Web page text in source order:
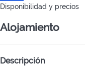
Disponibilidad y precios
Alojamiento
Descripción